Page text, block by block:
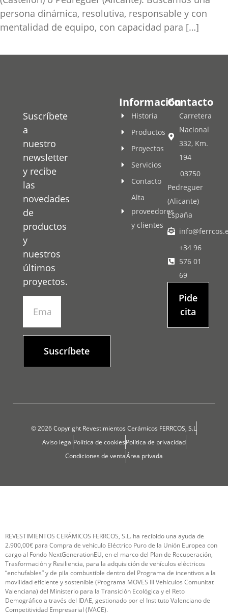
persona dinámica, resolutiva, responsable y con
mentalidad de equipo, con capacidad para […]
Suscríbete
a
nuestro
newsletter
y recibe
las
novedades
de
productos
y
nuestros
últimos
proyectos.
Suscríbete
Información
Historia
Productos
Proyectos
Servicios
Contacto
Alta
proveedores
y clientes
Contacto
Carretera
Nacional
332, Km.
194
03750
Pedreguer
(Alicante)
España
+34 96
576 01
69
Pide
cita
© 2026 Copyright Revestimientos Cerámicos FERRCOS, S.L
Aviso legalPolítica de cookiesPolítica de privacidad
Condiciones de ventaÁrea privada
REVESTIMIENTOS CERÁMICOS FERRCOS, S.L. ha recibido una ayuda de
2.900,00€ para Compra de vehículo Eléctrico Puro de la Unión Europea con
cargo al Fondo NextGenerationEU, en el marco del Plan de Recuperación,
Trasformación y Resiliencia, para la adquisición de vehículos eléctricos
“enchufables” y de pila combustible dentro del Programa de incentivos a la
movilidad eficiente y sostenible (Programa MOVES III Vehículos Comunitat
Valenciana) del Ministerio para la Transición Ecológica y el Reto
Demográfico a través del IDAE, gestionado por el Instituto Valenciano de
Competitividad Empresarial (IVACE).